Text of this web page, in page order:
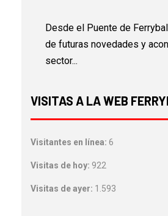
Desde el Puente de
de futuras novedades y
sector...
VISITAS A LA WEB
Visitantes en línea: 6
Visitas de hoy: 922
Visitas de ayer: 1.593